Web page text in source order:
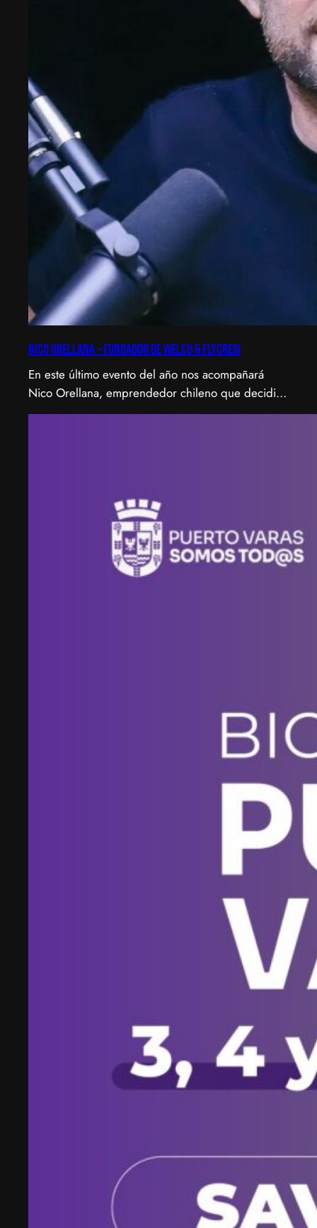
Nico Orellana – Fundador de Welcu & Flycrew
En este último evento del año nos acompañará
Nico Orellana, emprendedor chileno que decidió
no ser gerente, sino constructor de impacto.
acelerada por 500 Startups en Silicon Valley.